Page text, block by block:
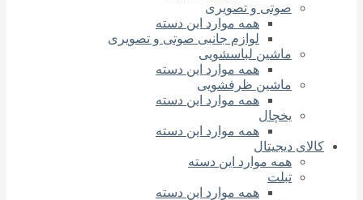
صوتی و تصویری
همه موارد این دسته
لوازم جانبی صوتی و تصویری
ماشین لباسشویی
همه موارد این دسته
ماشین ظرفشویی
همه موارد این دسته
یخچال
همه موارد این دسته
کالای دیجیتال
همه موارد این دسته
تبلت
همه موارد این دسته